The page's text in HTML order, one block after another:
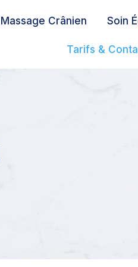
Massage Crânien Soin
Tarifs &